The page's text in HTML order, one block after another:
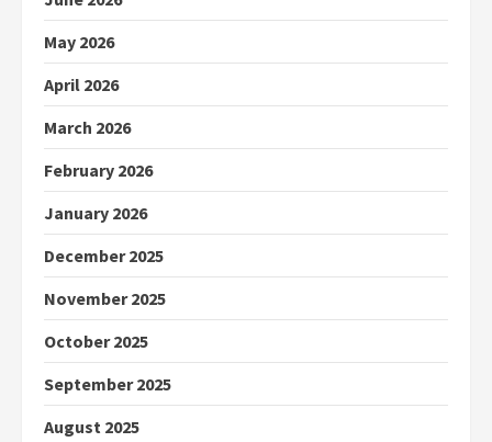
May 2026
April 2026
March 2026
February 2026
January 2026
December 2025
November 2025
October 2025
September 2025
August 2025